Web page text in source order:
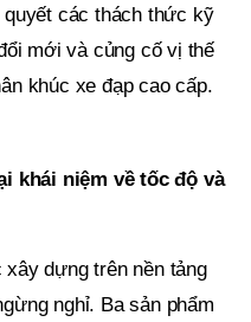
quyết các thách thức kỹ
mới và củng cố vị thế
khúc xe đạp cao cấp.
khái niệm về tốc độ và
dựng trên nền tảng
nghỉ. Ba sản phẩm